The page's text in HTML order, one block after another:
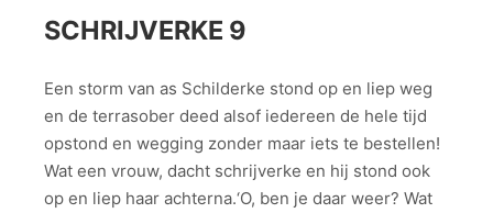
SCHRIJVERKE 9
Een storm van as Schilderke stond op en liep weg
en de terrasober deed alsof iedereen de hele tijd
opstond en wegging zonder maar iets te bestellen!
Wat een vrouw, dacht schrijverke en hij stond ook
op en liep haar achterna.‘O, ben je daar weer? Wat